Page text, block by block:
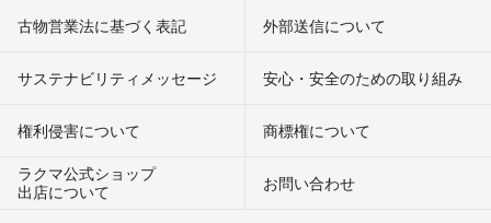
古物営業法に基づく表記 外部送信について
サステナビリティメッセージ 安心・安全のための取り組み
権利侵害について
商標権について
ラクマ公式ショップ
出店について
お問い合わせ